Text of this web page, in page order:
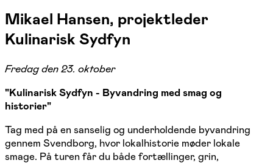
Mikael Hansen, projektleder
Kulinarisk Sydfyn
Fredag den 23. oktober
"Kulinarisk Sydfyn - Byvandring med smag og
historier"
Tag med på en sanselig og underholdende byvandring
gennem Svendborg, hvor lokalhistorie møder lokale
smage. På turen får du både fortællinger, grin,